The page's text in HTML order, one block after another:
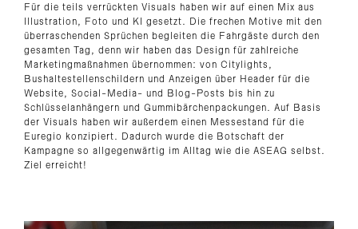
Für die teils verrückten Visuals haben wir auf einen Mix aus
Illustration, Foto und KI gesetzt. Die frechen Motive mit den
überraschenden Sprüchen begleiten die Fahrgäste durch den
gesamten Tag, denn wir haben das Design für zahlreiche
Marketingmaßnahmen übernommen: von Citylights,
Bushaltestellenschildern und Anzeigen über Header für die
Website, Social-Media- und Blog-Posts bis hin zu
Schlüsselanhängern und Gummibärchenpackungen. Auf Basis
der Visuals haben wir außerdem einen Messestand für die
Euregio konzipiert. Dadurch wurde die Botschaft der
Kampagne so allgegenwärtig im Alltag wie die ASEAG selbst.
Ziel erreicht!